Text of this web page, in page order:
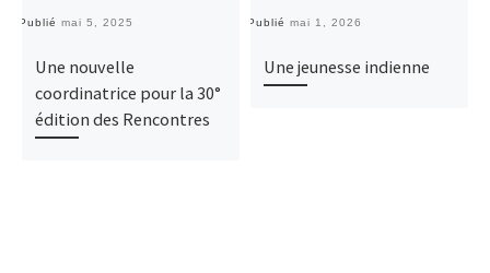
Publié mai 5, 2025
Une nouvelle
coordinatrice pour la 30°
édition des Rencontres
Publié mai 1, 2026
Une jeunesse indienne